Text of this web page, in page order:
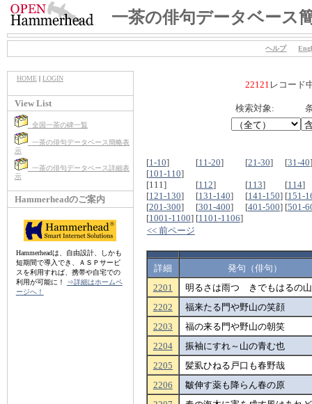
一茶の俳句データベース
ヘルプ
HOME| LOGIN
View List
全国一茶の碑一覧
一茶の俳句データベース簡略表
示
一茶の俳句データベース詳細表
示
Hammerheadのご案内
Hammerheadは、自由設計、しかも
短期間で導入でき、ＡＳＰサービ
スを利用すれば、携帯や自宅での
利用が可能に！
⇒詳細はホームペ
ージへ！
22121 レコード
検索対象:
[1-10] [11-20] [21-30] [31-40
[101-110]
[111]
[112] [113] [114]
[121-130] [131-140] [141-150] [151-
[201-300] [301-400] [401-500] [501-
[1001-1100] [1101-1106]
<< 前ページ
詳細
発句（俳句）
2201
明るさは雨つゞきでもはるの山
2202
福来たる門や野山の笑顔
2203
福の来る門や野山の朝笑
2204
振袖にすれ～山の青む也
2205
髪虱ひねる戸口も春野哉
2206
皺伸す薬も降らん春の原